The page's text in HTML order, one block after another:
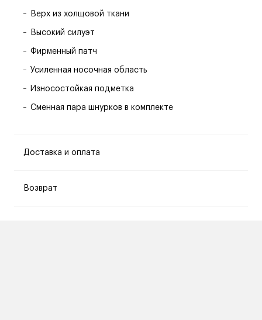
Верх из холщовой ткани
Высокий силуэт
Фирменный патч
Усиленная носочная область
Износостойкая подметка
Сменная пара шнурков в комплекте
Доставка и оплата
Возврат